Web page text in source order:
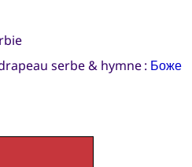
serbe & hymne : Боже